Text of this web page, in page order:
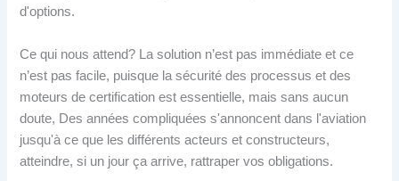
d'options.
Ce qui nous attend? La solution n’est pas immédiate et ce
n’est pas facile, puisque la sécurité des processus et des
moteurs de certification est essentielle, mais sans aucun
doute, Des années compliquées s'annoncent dans l'aviation
jusqu'à ce que les différents acteurs et constructeurs,
atteindre, si un jour ça arrive, rattraper vos obligations.